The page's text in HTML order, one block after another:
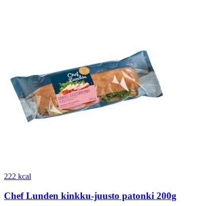
222 kcal
Chef Lunden kinkku-juusto patonki 200g